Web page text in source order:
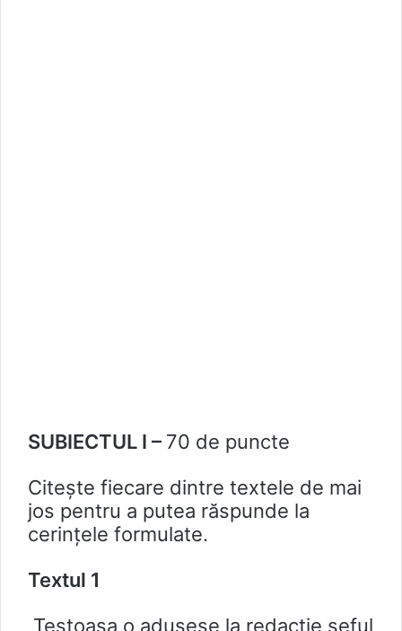
SUBIECTUL I – 70 de puncte
Citeşte fiecare dintre textele de mai
jos pentru a putea răspunde la
cerințele formulate.
Textul 1
„Testoasa o adusese la redacție șeful